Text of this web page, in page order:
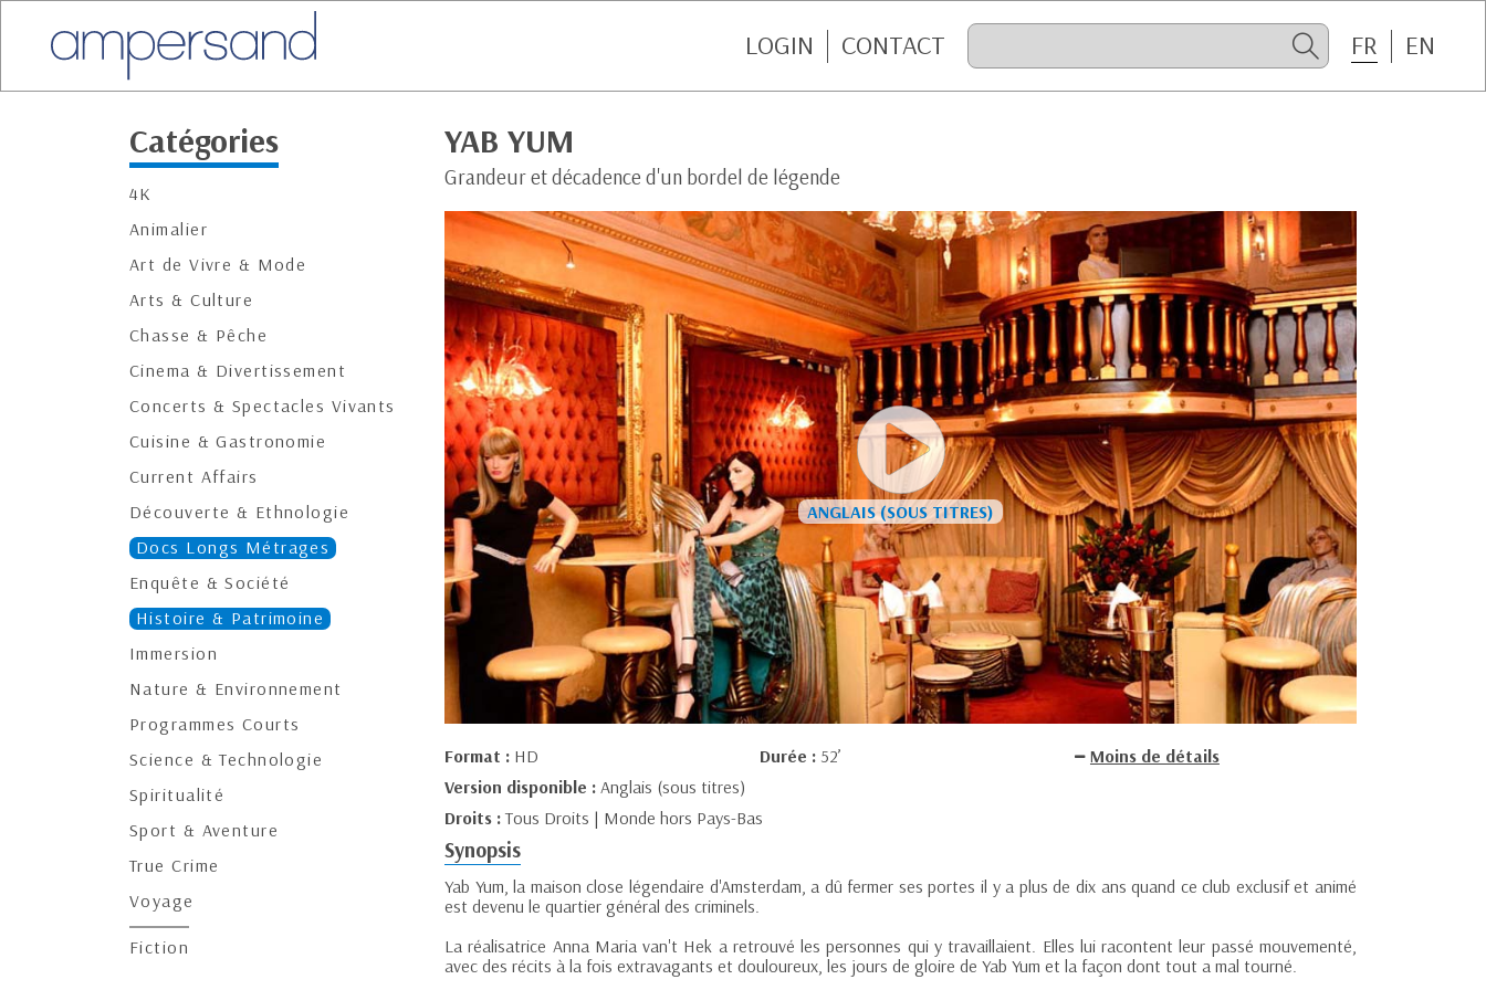
LOGIN CONTACT FR EN
Catégories
4K
Animalier
Art de Vivre & Mode
Arts & Culture
Chasse & Pêche
Cinema & Divertissement
Concerts & Spectacles Vivants
Cuisine & Gastronomie
Current Affairs
Découverte & Ethnologie
Docs Longs Métrages
Enquête & Société
Histoire & Patrimoine
Immersion
Nature & Environnement
Programmes Courts
Science & Technologie
Spiritualité
Sport & Aventure
True Crime
Voyage
Fiction
YAB YUM
Grandeur et décadence d'un bordel de légende
Format : HD Durée : 52’
Moins de détails
Version disponible : Anglais (sous titres)
Droits :Tous Droits | Monde hors Pays-Bas
Synopsis
Yab Yum, la maison close légendaire d'Amsterdam, a dû fermer ses portes il y a plus de dix ans quand ce club exclusif et animé
est devenu le quartier général des criminels.
La réalisatrice Anna Maria van't Hek a retrouvé les personnes qui y travaillaient. Elles lui racontent leur passé mouvementé,
avec des récits à la fois extravagants et douloureux, les jours de gloire de Yab Yum et la façon dont tout a mal tourné.